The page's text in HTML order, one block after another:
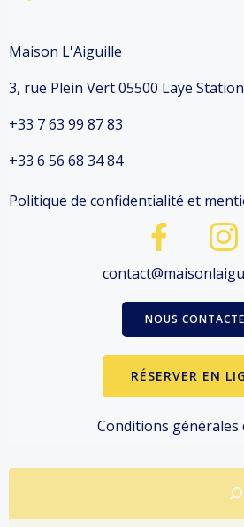
Maison L'Aiguille
3, rue Plein Vert 05500 Laye Station
+33 7 63 99 87 83
+33 6 56 68 34 84
Politique de confidentialité et
NOUS
RÉSERVER EN
Conditions générales
Rechercher